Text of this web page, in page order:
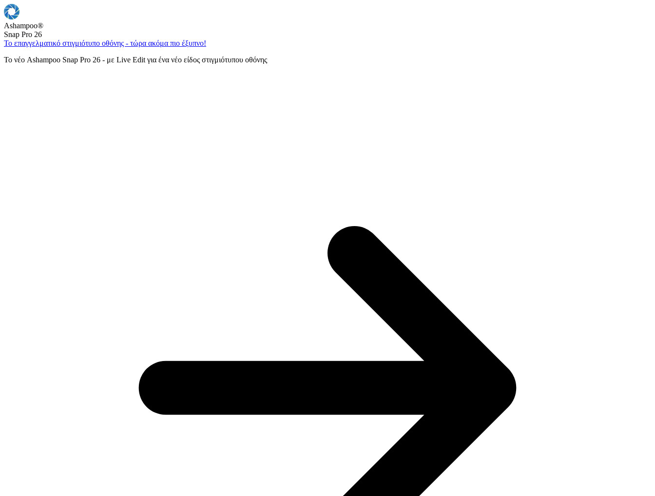
Ashampoo®
Snap Pro 26
Το επαγγελματικό στιγμιότυπο οθόνης - τώρα ακόμα πιο έξυπνο!
Το νέο Ashampoo Snap Pro 26 - με Live Edit για ένα νέο είδος στιγμιότυπου οθόνης